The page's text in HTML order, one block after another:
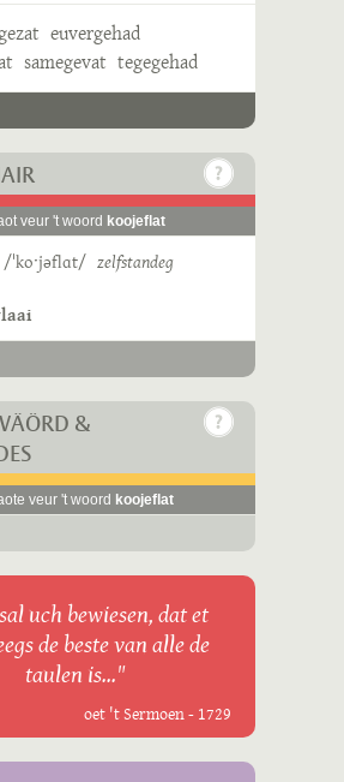
euvergehad
samegevat tegegehad
veur 't woord koojeflat
/ˈkoˑjəflɑt/ zelfstandeg
&
veur 't woord koojeflat
uch bewiesen, dat et
de beste van alle de
taulen is..."
oet 't Sermoen - 1729